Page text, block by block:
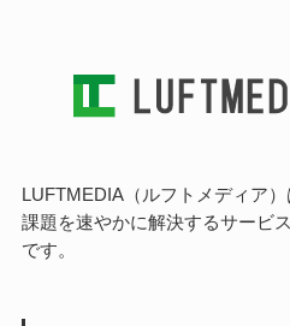
LUFTMEDIA（ルフトメディア
課題を速やかに解決するサービ
です。